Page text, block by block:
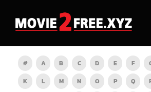
# A B C D E F
K
L M N O P Q